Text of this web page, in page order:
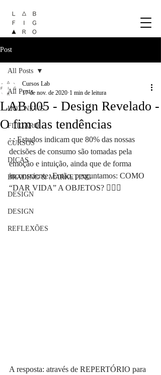
Post
All Posts
HOT NEWS
FIIIGARO
CURSOS
DICAS
BRADING & MARKETING
DESIGN
DESIGN
REFLEXÕES
All Posts
LAB 005 - Design Revelado -
O fim das tendências
Cursos Lab
17 de nov. de 2020 1 min de leitura
: : Estudos indicam que 80% das nossas
decisões de consumo são tomadas pela
emoção e intuição, ainda que de forma
inconsciente. Então, perguntamos: COMO
“DAR VIDA” A OBJETOS? 🙆🏻‍♀️
A resposta: através de REPERTÓRIO para